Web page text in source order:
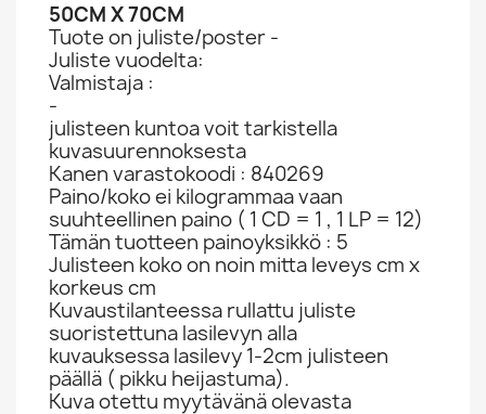
50CM X 70CM
Tuote on juliste/poster -
Juliste vuodelta:
Valmistaja :
-
julisteen kuntoa voit tarkistella
kuvasuurennoksesta
Kanen varastokoodi : 840269
Paino/koko ei kilogrammaa vaan
suuhteellinen paino ( 1 CD = 1 , 1 LP = 12)
Tämän tuotteen painoyksikkö : 5
Julisteen koko on noin mitta leveys cm x
korkeus cm
Kuvaustilanteessa rullattu juliste
suoristettuna lasilevyn alla
kuvauksessa lasilevy 1-2cm julisteen
päällä ( pikku heijastuma).
Kuva otettu myytävänä olevasta